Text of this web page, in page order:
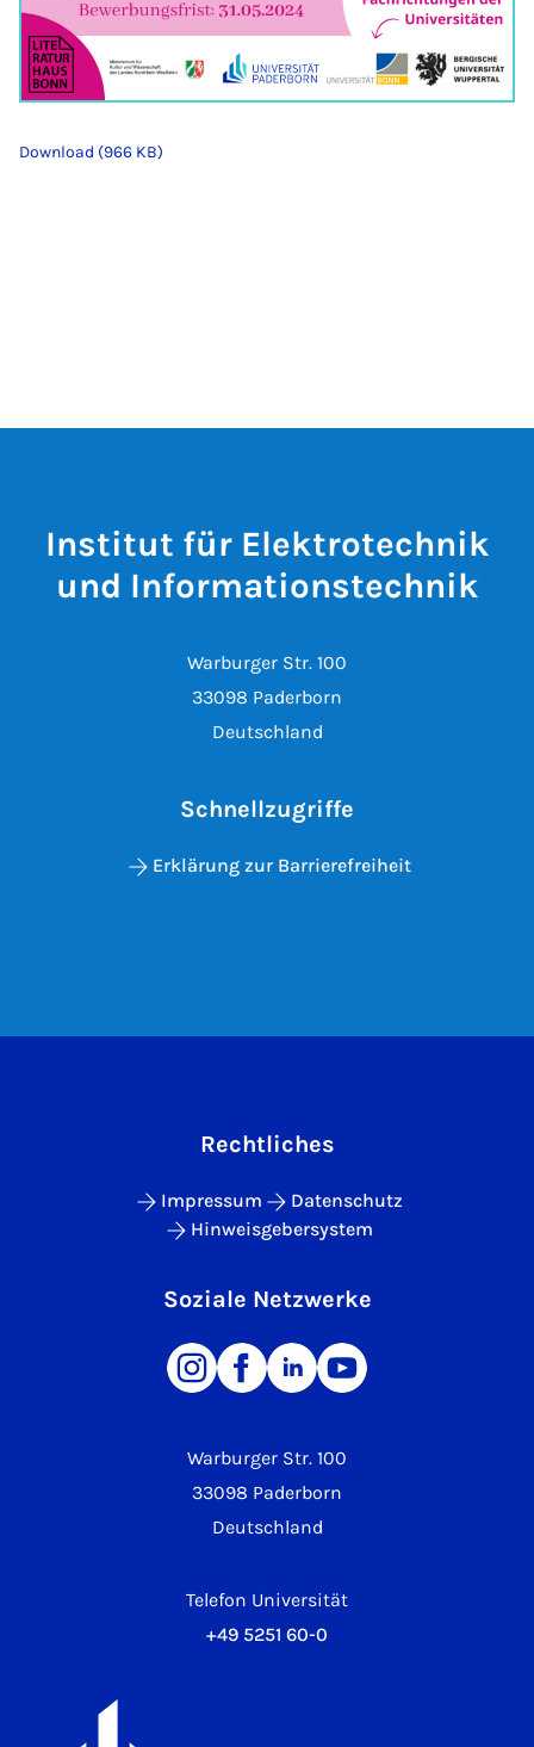
Download (966 KB)
Institut für Elektrotechnik
und Informationstechnik
Warburger Str. 100
33098 Paderborn
Deutschland
Schnellzugriffe
Erklärung zur Barrierefreiheit
Warburger Str. 100
33098 Paderborn
Deutschland
Telefon Universität
+49 5251 60-0
Rechtliches
Impressum
Datenschutz
Hinweisgebersystem
Soziale Netzwerke